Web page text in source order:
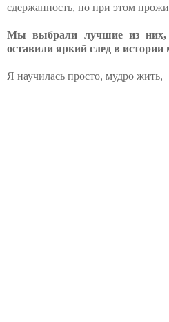
сдержанность, но при этом
Мы выбрали лучшие из них,
оставили яркий след в истории
Я научилась просто, мудро жить,